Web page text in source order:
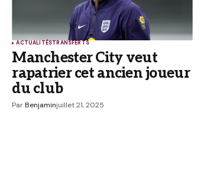
ACTUALITÉSTRANSFERTS
Manchester City veut
rapatrier cet ancien joueur
du club
Par Benjaminjuillet 21, 2025